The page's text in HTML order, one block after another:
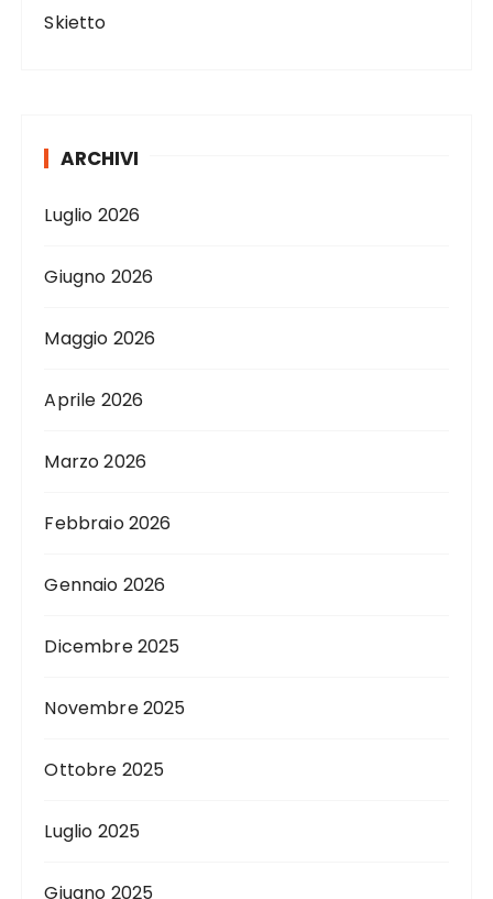
Skietto
ARCHIVI
Luglio 2026
Giugno 2026
Maggio 2026
Aprile 2026
Marzo 2026
Febbraio 2026
Gennaio 2026
Dicembre 2025
Novembre 2025
Ottobre 2025
Luglio 2025
Giugno 2025